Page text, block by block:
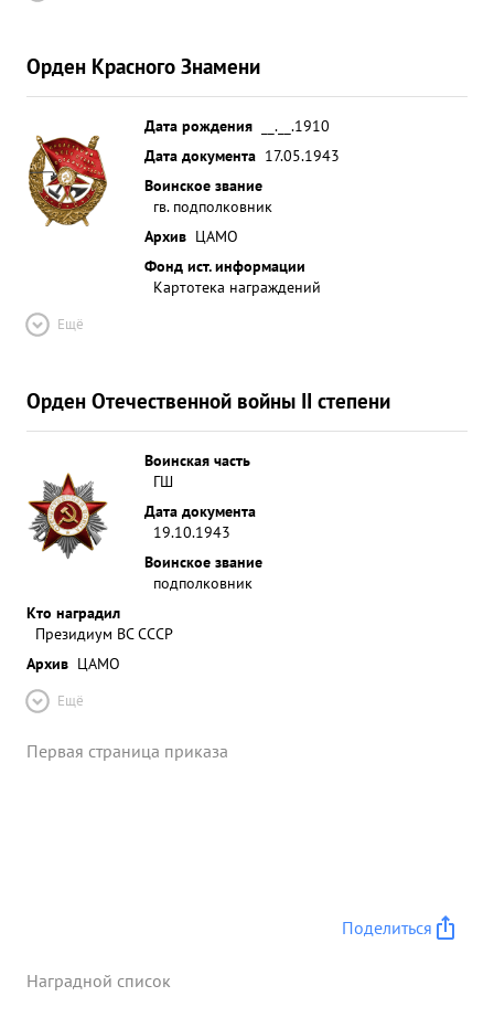
Орден Красного Знамени
Дата рождения
__.__.1910
Дата документа 17.05.1943
Воинское звание
гв. подполковник
Архив ЦАМО
Фонд ист. информации
Картотека награждений
Ещё
Орден Отечественной войны II степени
Воинская часть
ГШ
Дата документа
19.10.1943
Воинское звание
подполковник
Кто наградил
Президиум ВС СССР
Архив ЦАМО
Ещё
Первая страница приказа
Поделиться
Наградной список